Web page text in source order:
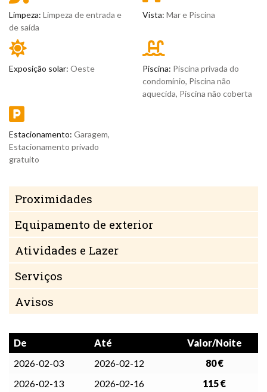
Limpeza: Limpeza de entrada e
de saída
Vista: Mar e Piscina
Exposição solar: Oeste Piscina: Piscina privada do
condomínio, Piscina não
aquecida, Piscina não coberta
Estacionamento: Garagem,
Estacionamento privado
gratuito
Proximidades
Equipamento de exterior
Atividades e Lazer
Serviços
Avisos
De Até
Valor/Noite
2026-02-03
2026-02-12
80 €
2026-02-13
2026-02-16
115 €